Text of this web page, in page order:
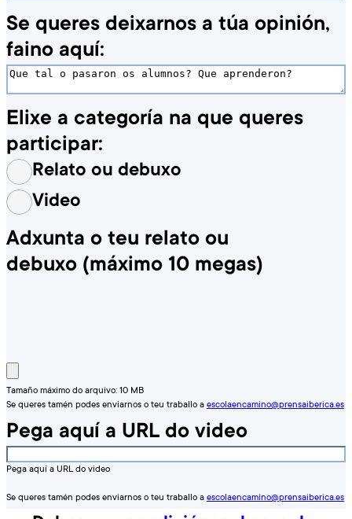
Se queres deixarnos a túa opinión,
faino aquí:
Elixe a categoría na que queres
participar:
Relato ou debuxo
Video
Adxunta o teu relato ou
debuxo (máximo 10 megas)
Tamaño máximo do arquivo: 10 MB
Se queres tamén podes enviarnos o teu traballo a escolaencamino@prensaiberica.es
Pega aquí a URL do video
Pega aquí a URL do video
Se queres tamén podes enviarnos o teu traballo a escolaencamino@prensaiberica.es